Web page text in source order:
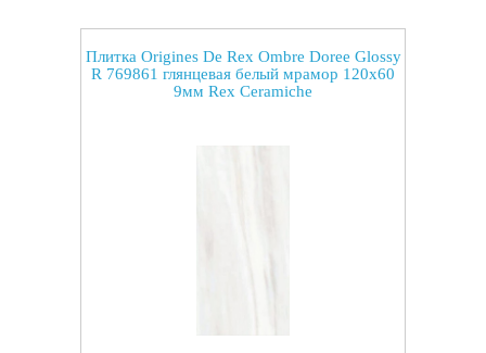
Плитка Origines De Rex Ombre Doree Glossy
R 769861 глянцевая белый мрамор 120x60
9мм Rex Ceramiche